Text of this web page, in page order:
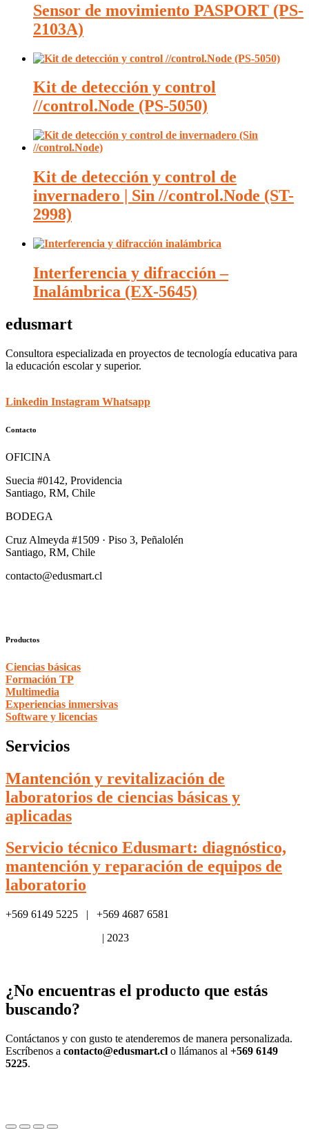
Sensor de movimiento PASPORT (PS-
2103A)
Kit de detección y control
//control.Node (PS-5050)
Kit de detección y control de
invernadero | Sin //control.Node (ST-
2998)
Interferencia y difracción –
Inalámbrica (EX-5645)
edusmart
Consultora especializada en proyectos de tecnología educativa para
la educación escolar y superior.
Linkedin Instagram Whatsapp
Contacto
OFICINA
Suecia #0142, Providencia
Santiago, RM, Chile
BODEGA
Cruz Almeyda #1509 · Piso 3, Peñalolén
Santiago, RM, Chile
contacto@edusmart.cl
Productos
Ciencias básicas
Formación TP
Multimedia
Experiencias inmersivas
Software y licencias
Servicios
Mantención y revitalización de
laboratorios de ciencias básicas y
aplicadas
Servicio técnico Edusmart: diagnóstico,
mantención y reparación de equipos de
laboratorio
+569 6149 5225 | +569 4687 6581
| 2023
¿No encuentras el producto que estás
buscando?
Contáctanos y con gusto te atenderemos de manera personalizada.
Escríbenos a contacto@edusmart.cl o llámanos al +569 6149
5225.